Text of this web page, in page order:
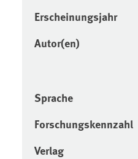
Erscheinungsjahr
Autor(en)
Sprache
Forschungskennzahl
Verlag